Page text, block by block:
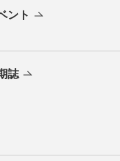
ント
誌